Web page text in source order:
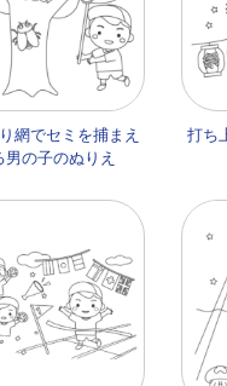
網でセミを捕まえ
男の子のぬりえ
打ち